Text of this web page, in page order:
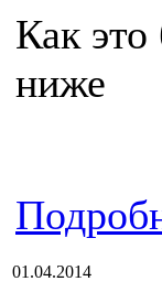
Как
ниже
01.04.2014